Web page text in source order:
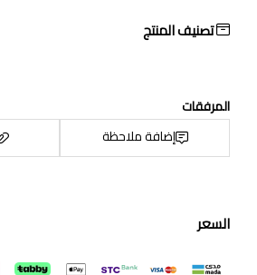
تصنيف المنتج
المرفقات
إضافة ملاحظة
السعر